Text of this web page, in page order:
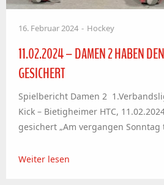
16. Februar 2024 Hockey
11.02.2024 – DAMEN 2 HABEN
GESICHERT
Spielbericht Damen 2
Kick – Bietigheimer HTC,
gesichert „Am vergangen Sonntag
Weiter lesen